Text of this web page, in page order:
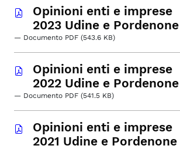
Opinioni enti e imprese
2023 Udine e Pordenone
— Documento PDF (543.6 KB)
Opinioni enti e imprese
2022 Udine e Pordenone
— Documento PDF (541.5 KB)
Opinioni enti e imprese
2021 Udine e Pordenone